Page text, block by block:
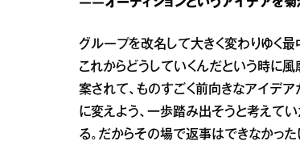
――オーディションというアイデアを菊
グループを改名して大きく変わりゆく
これからどうしていくんだという時に
案されて、ものすごく前向きなアイデ
に変えよう、一歩踏み出そうと考えて
る。だからその場で返事はできなかった